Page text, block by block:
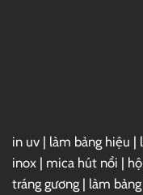
in uv | làm bảng hiệu |
inox | mica hút nổi |
tráng gương | làm